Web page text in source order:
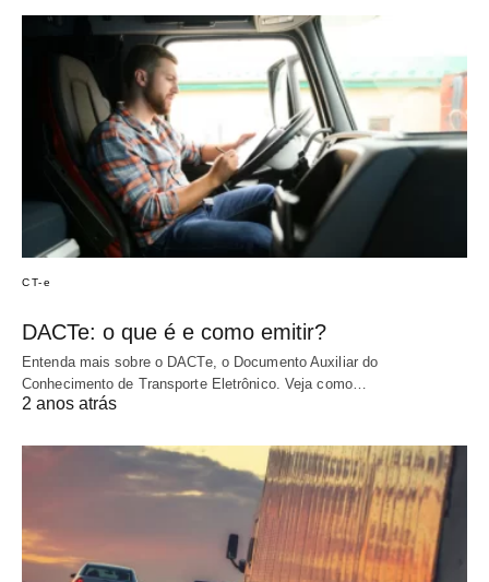
CT-e
DACTe: o que é e como emitir?
Entenda mais sobre o DACTe, o Documento Auxiliar do
Conhecimento de Transporte Eletrônico. Veja como…
2 anos atrás